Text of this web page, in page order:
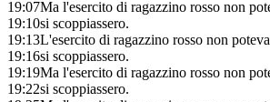
19:07Ma l'esercito di ragazzino rosso non
19:10si scoppiassero.
19:13L'esercito di ragazzino rosso non
19:16si scoppiassero.
19:19Ma l'esercito di ragazzino rosso non
19:22si scoppiassero.